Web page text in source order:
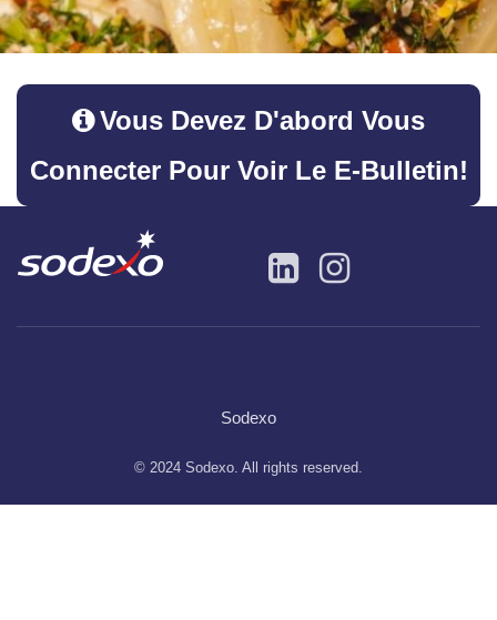
Vous Devez D'abord Vous
Connecter Pour Voir Le E-Bulletin!
Sodexo
© 2024 Sodexo. All rights reserved.